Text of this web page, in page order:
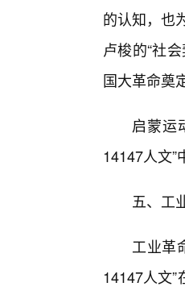
的认知，也
卢梭的“社
国大革命奠
启蒙运
14147人文
五、工
工业革
14147人文